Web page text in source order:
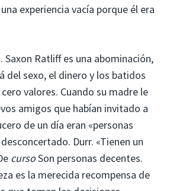
experiencia vacía porque él era
Saxon Ratliff es una abominación,
del sexo, el dinero y los batidos
valores. Cuando su madre le
amigos que habían invitado a
de un día eran «personas
Durr. «Tienen un
cursoSon personas decentes.
es la merecida recompensa de